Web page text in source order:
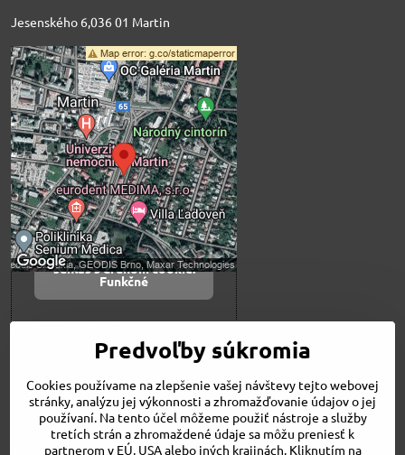
Jesenského 6,036 01 Martin
Externý obsah je
blokovaný Voľbami
súkromia
Prajete si načítať externý obsah?
Povoliť tentokrát
Povoliť a zapamätať -
súhlas s druhom cookie:
Funkčné
Otvoriť obsah v novom okne
Novinky
Niečo o nás
Naša ponuka
Veľkostné tabuľky
Predvoľby súkromia
Cookies používame na zlepšenie vašej návštevy tejto webovej
stránky, analýzu jej výkonnosti a zhromažďovanie údajov o jej
používaní. Na tento účel môžeme použiť nástroje a služby
tretích strán a zhromaždené údaje sa môžu preniesť k
partnerom v EÚ, USA alebo iných krajinách. Kliknutím na